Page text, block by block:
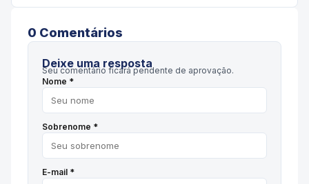
0 Comentários
Deixe uma resposta
Seu comentário ficará pendente de aprovação.
Nome *
Sobrenome *
E-mail *